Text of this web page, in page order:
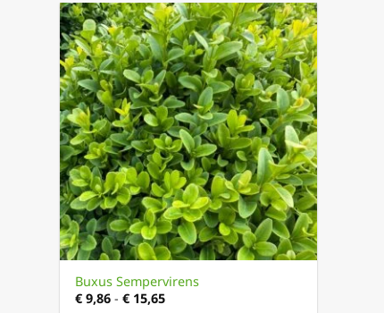
+
Buxus Sempervirens
€ 9,86 - € 15,65Prijsklasse: